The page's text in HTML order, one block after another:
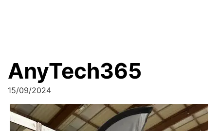
AnyTech365
15/09/2024